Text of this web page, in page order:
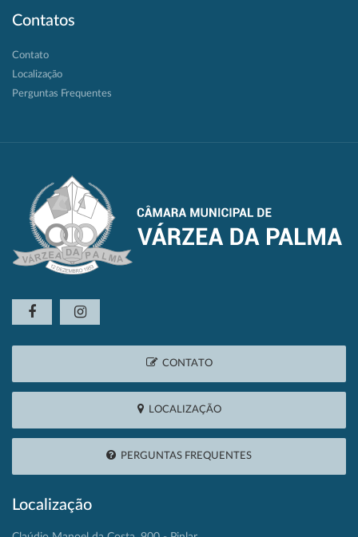
Contatos
Contato
Localização
Perguntas Frequentes
CONTATO
LOCALIZAÇÃO
PERGUNTAS FREQUENTES
Localização